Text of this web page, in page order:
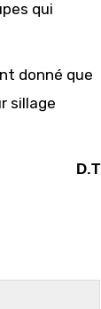
qui
donné que
sillage
D.T